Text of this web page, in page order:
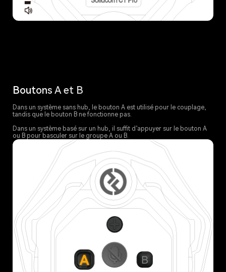
Boutons A et B
Dans un système sans hub, le bouton A est utilisé pour le couplage,
tandis que le bouton B ne fonctionne pas.
Dans un système basé sur un hub, il suffit d’appuyer sur le bouton A
ou B pour basculer sur le groupe A ou B.